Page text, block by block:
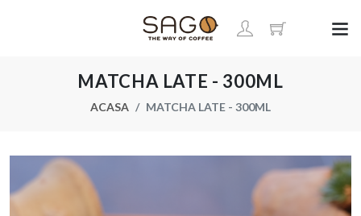
MATCHA LATE - 300ML
ACASA MATCHA LATE - 300ML